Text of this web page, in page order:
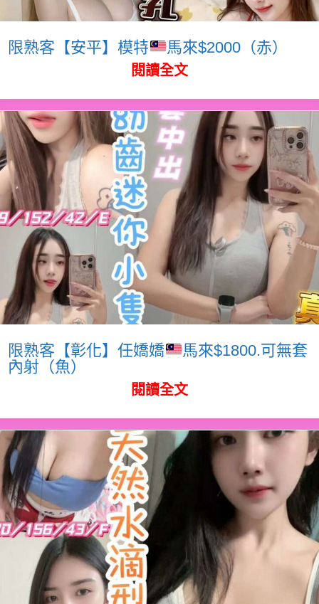
限熟客【安平】模特 馬來$2000（赤）
閱讀全文
限熟客【彰化】任嬌嬌
馬來$1800.可無套
內射（魚）
閱讀全文